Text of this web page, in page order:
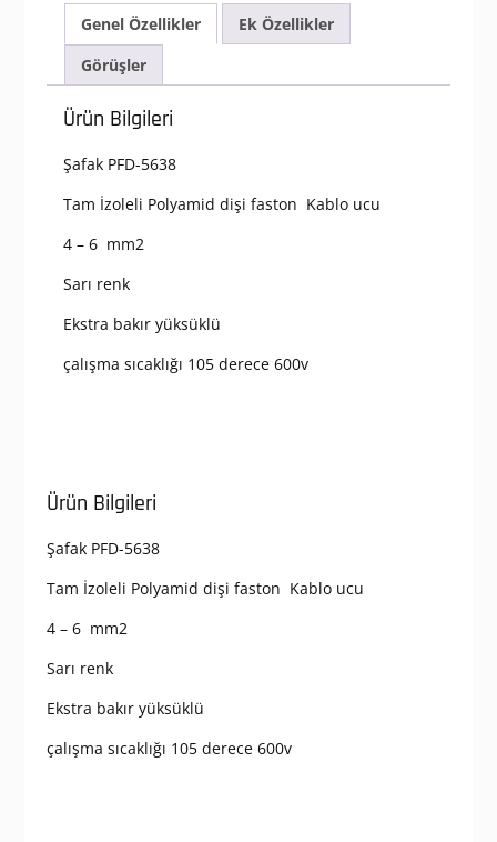
Genel Özellikler
Ek Özellikler
Görüşler
Ürün Bilgileri
Şafak PFD-5638
Tam İzoleli Polyamid dişi faston Kablo ucu
4 – 6 mm2
Sarı renk
Ekstra bakır yüksüklü
çalışma sıcaklığı 105 derece 600v
Ürün Bilgileri
Şafak PFD-5638
Tam İzoleli Polyamid dişi faston Kablo ucu
4 – 6 mm2
Sarı renk
Ekstra bakır yüksüklü
çalışma sıcaklığı 105 derece 600v